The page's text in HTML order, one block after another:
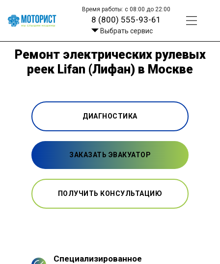
Время работы: с 08:00 до 22:00
8 (800) 555-93-61
Выбрать сервис
Ремонт электрических рулевых
реек Lifan (Лифан) в Москве
ДИАГНОСТИКА
ЗАКАЗАТЬ ЭВАКУАТОР
ПОЛУЧИТЬ КОНСУЛЬТАЦИЮ
Специализированное